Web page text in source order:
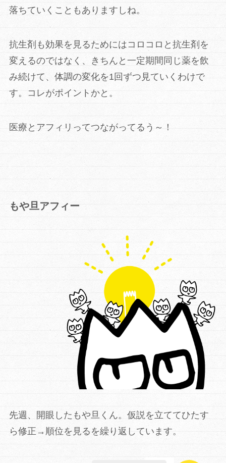
落ちていくこともありますしね。
抗生剤も効果を見るためにはコロコロと抗生剤を
変えるのではなく、きちんと一定期間同じ薬を飲
み続けて、体調の変化を1回ずつ見ていくわけで
す。コレがポイントかと。
医療とアフィリってつながってるう～！
もや旦アフィー
先週、開眼したもや旦くん。仮説を立ててひたす
ら修正→順位を見るを繰り返しています。